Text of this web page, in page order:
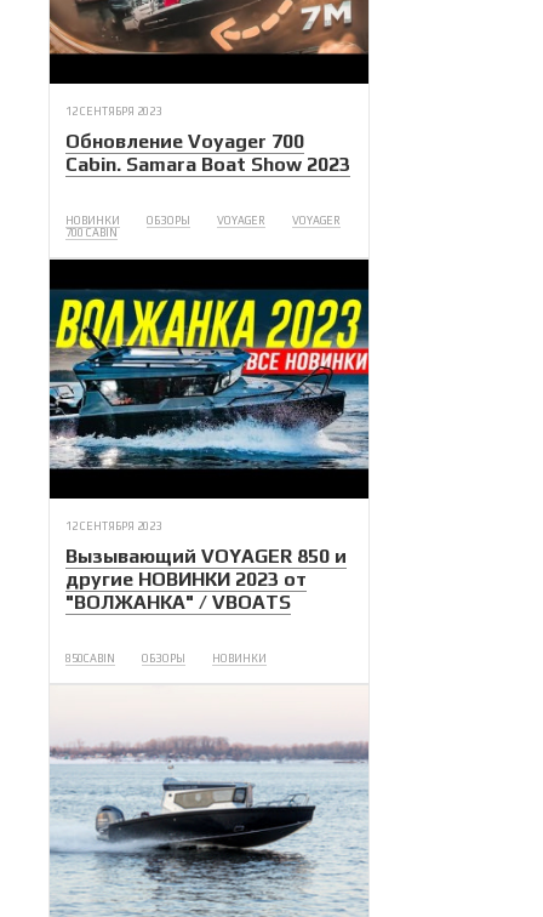
12 СЕНТЯБРЯ 2023
Обновление Voyager 700
Cabin. Samara Boat Show 2023
НОВИНКИ ОБЗОРЫ VOYAGER
VOYAGER
700 CABIN
12 СЕНТЯБРЯ 2023
Вызывающий VOYAGER 850 и
другие НОВИНКИ 2023 от
"ВОЛЖАНКА" / VBOATS
850CABIN ОБЗОРЫ НОВИНКИ